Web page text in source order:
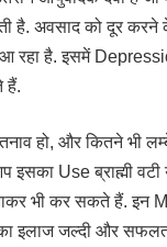
है. अवसाद को दूर करने
आ रहा है. इसमें
हैं.
हो, और कितने भी
Use ब्राह्मी वटी
भी कर सकते हैं. इन
इलाज जल्दी और